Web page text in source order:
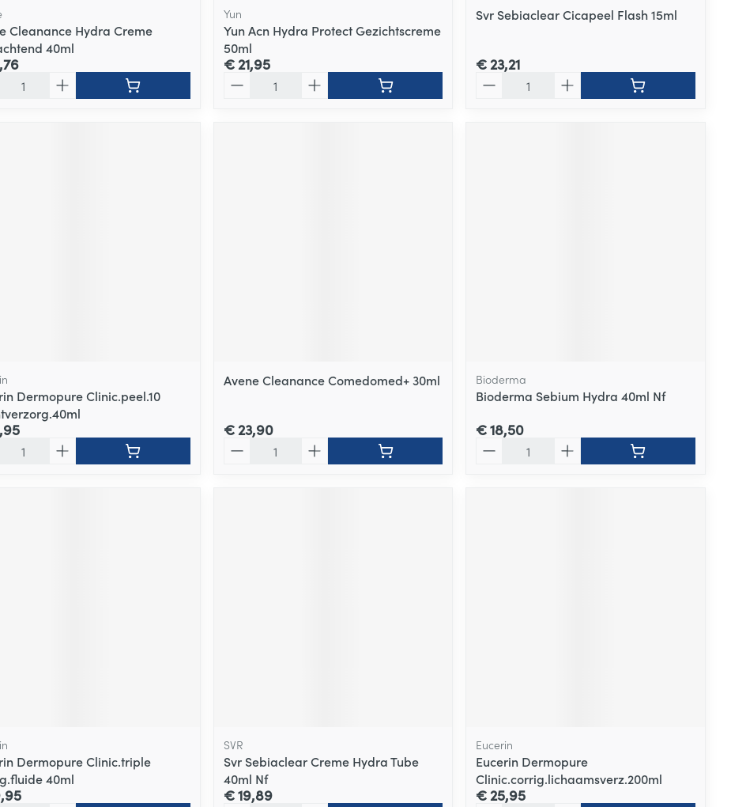
Cleanance Hydra Creme
40ml
Yun
Yun Acn Hydra Protect Gezichtscreme
50ml
€ 21,95
Svr Sebiaclear Cicapeel Flash 15ml
€ 23,21
Dermopure Clinic.peel.10
Avene Cleanance Comedomed+ 30ml
€ 23,90
Bioderma
Bioderma Sebium Hydra 40ml Nf
€ 18,50
Dermopure Clinic.triple
40ml
SVR
Svr Sebiaclear Creme Hydra Tube
40ml Nf
€ 19,89
Eucerin
Eucerin Dermopure
Clinic.corrig.lichaamsverz.200ml
€ 25,95